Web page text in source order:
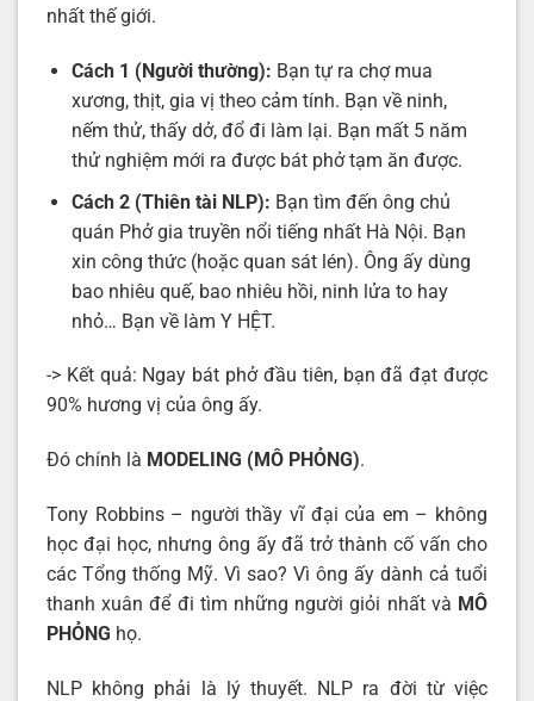
nhất thế giới.
Cách 1 (Người thường): Bạn tự ra chợ mua
xương, thịt, gia vị theo cảm tính. Bạn về ninh,
nếm thử, thấy dở, đổ đi làm lại. Bạn mất 5 năm
thử nghiệm mới ra được bát phở tạm ăn được.
Cách 2 (Thiên tài NLP): Bạn tìm đến ông chủ
quán Phở gia truyền nổi tiếng nhất Hà Nội. Bạn
xin công thức (hoặc quan sát lén). Ông ấy dùng
bao nhiêu quế, bao nhiêu hồi, ninh lửa to hay
nhỏ… Bạn về làm Y HỆT.
-> Kết quả: Ngay bát phở đầu tiên, bạn đã đạt được
90% hương vị của ông ấy.
Đó chính là MODELING (MÔ PHỎNG).
Tony Robbins – người thầy vĩ đại của em – không
học đại học, nhưng ông ấy đã trở thành cố vấn cho
các Tổng thống Mỹ. Vì sao? Vì ông ấy dành cả tuổi
thanh xuân để đi tìm những người giỏi nhất và MÔ
PHỎNG họ.
NLP không phải là lý thuyết. NLP ra đời từ việc